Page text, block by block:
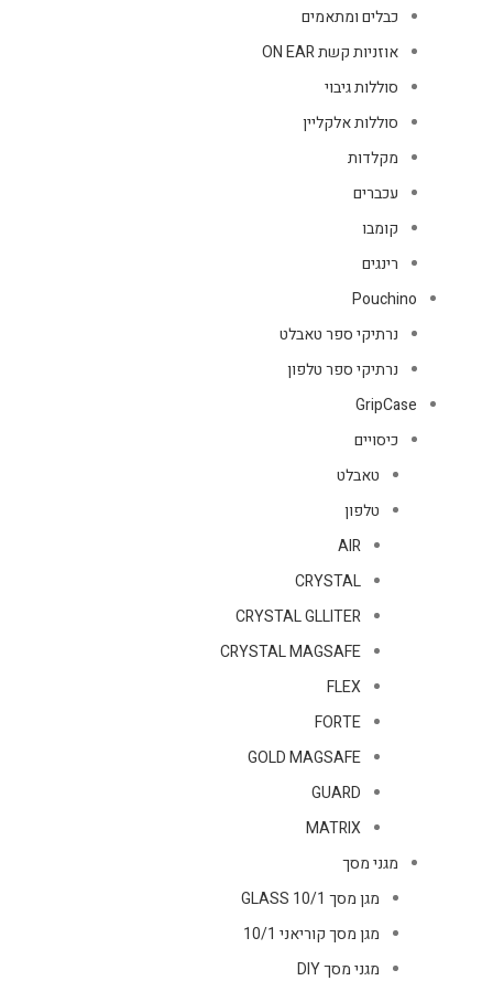
כבלים ומתאמים
אוזניות קשת ON EAR
סוללות גיבוי
סוללות אלקליין
מקלדות
עכברים
קומבו
רינגים
Pouchino
נרתיקי ספר טאבלט
נרתיקי ספר טלפון
GripCase
כיסויים
טאבלט
טלפון
AIR
CRYSTAL
CRYSTAL GLLITER
CRYSTAL MAGSAFE
FLEX
FORTE
GOLD MAGSAFE
GUARD
MATRIX
מגני מסך
מגן מסך GLASS 10/1
מגן מסך קוריאני 10/1
מגני מסך DIY